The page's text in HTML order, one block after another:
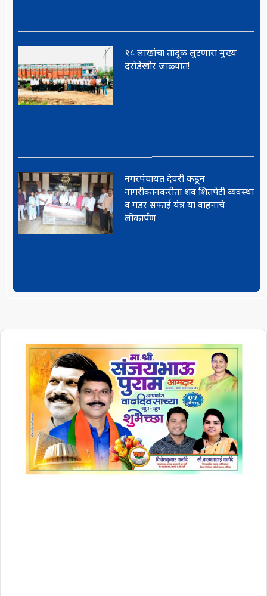
१८ लाखांचा तांदूळ लुटणारा मुख्य
दरोडेखोर जाळ्यात!
नगरपंचायत देवरी कडून
नागरीकांनकरीता शव शितपेटी व्यवस्था
व गडर सफाई यंत्र या वाहनाचे
लोकार्पण